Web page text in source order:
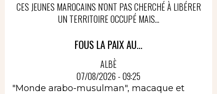
CES JEUNES MAROCAINS N'ONT PAS CHERCHÉ À LIBÉRER
UN TERRITOIRE OCCUPÉ MAIS...
FOUS LA PAIX AU...
ALBÈ
07/08/2026 - 09:25
"Monde arabo-musulman", macaque et